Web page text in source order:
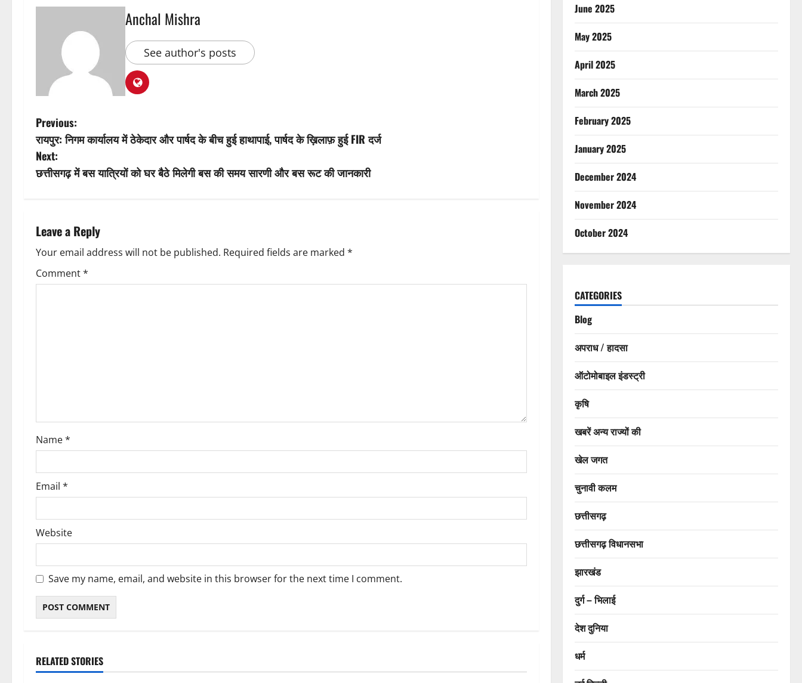
Anchal Mishra
See author's posts
P
o
s
n
a
v
o
n
Previous:
रायपुर: निगम कार्यालय में ठेकेदार और पार्षद के बीच हुई हाथापाई, पार्षद के ख़िलाफ़ हुई FIR दर्ज
Next:
छत्तीसगढ़ में बस यात्रियों को घर बैठे मिलेगी बस की समय सारणी और बस रूट की जानकारी
Leave a Reply
Your email address will not be published. Required fields are marked *
Comment*
Name*
Email *
Website
Save my name, email, and website in this browser for the next time I comment.
RELATED STORIES
June 2025
May 2025
April 2025
March 2025
February 2025
January 2025
December 2024
November 2024
October 2024
CATEGORIES
Blog
अपराध / हादसा
ऑटोमोबाइल इंडस्ट्री
कृषि
खबरें अन्य राज्यों की
खेल जगत
चुनावी कलम
छत्तीसगढ़
छत्तीसगढ़ विधानसभा
झारखंड
दुर्ग – भिलाई
देश दुनिया
धर्म